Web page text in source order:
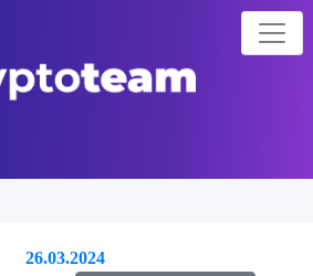
26.03.2024